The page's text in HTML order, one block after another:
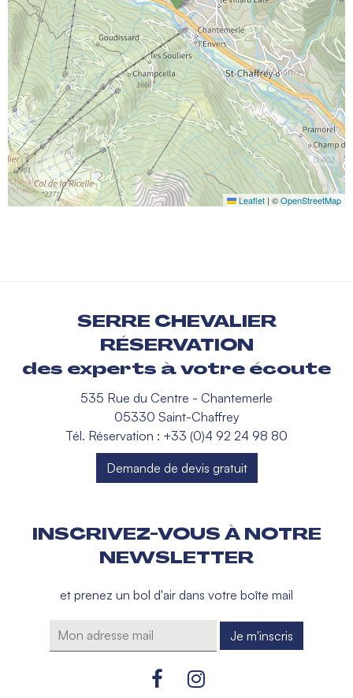
Leaflet | ©OpenStreetMap
SERRE CHEVALIER
RÉSERVATION
des experts à votre écoute
535 Rue du Centre - Chantemerle
05330 Saint-Chaffrey
Tél. Réservation : +33 (0)4 92 24 98 80
Demande de devis gratuit
INSCRIVEZ-VOUS À NOTRE
NEWSLETTER
et prenez un bol d'air dans votre boîte mail